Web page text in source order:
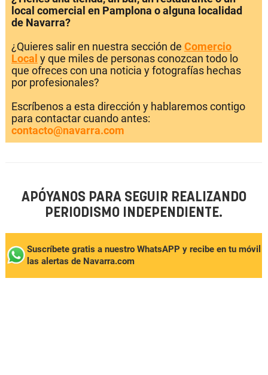
local comercial en Pamplona o alguna localidad
de Navarra?
¿Quieres salir en nuestra sección de Comercio
Local y que miles de personas conozcan todo lo
que ofreces con una noticia y fotografías hechas
por profesionales?
Escríbenos a esta dirección y hablaremos contigo
para contactar cuando antes:
contacto@navarra.com
APÓYANOS PARA SEGUIR REALIZANDO
PERIODISMO INDEPENDIENTE.
Suscríbete gratis a nuestro WhatsAPP y recibe en tu móvil
las alertas de Navarra.com